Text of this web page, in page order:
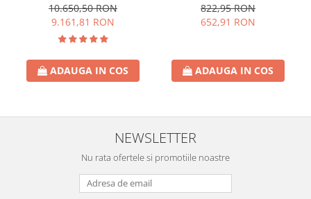
10.650,50 RON
9.161,81 RON
ADAUGA IN COS
822,95 RON
652,91 RON
ADAUGA IN COS
NEWSLETTER
Nu rata ofertele si promotiile noastre